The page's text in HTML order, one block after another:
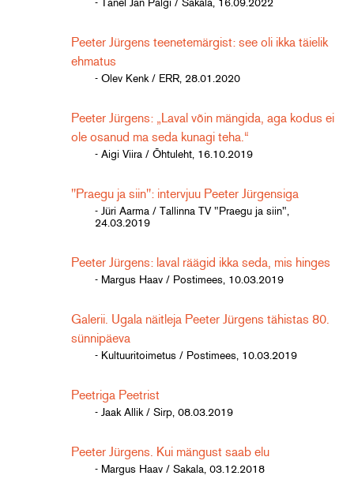
- Tanel Jan Palgi / Sakala, 16.09.2022
Peeter Jürgens teenetemärgist: see oli ikka täielik
ehmatus
- Olev Kenk / ERR, 28.01.2020
Peeter Jürgens: „Laval võin mängida, aga kodus ei
ole osanud ma seda kunagi teha.“
- Aigi Viira / Õhtuleht, 16.10.2019
"Praegu ja siin": intervjuu Peeter Jürgensiga
- Jüri Aarma / Tallinna TV "Praegu ja siin",
24.03.2019
Peeter Jürgens: laval räägid ikka seda, mis hinges
- Margus Haav / Postimees, 10.03.2019
Galerii. Ugala näitleja Peeter Jürgens tähistas 80.
sünnipäeva
- Kultuuritoimetus / Postimees, 10.03.2019
Peetriga Peetrist
- Jaak Allik / Sirp, 08.03.2019
Peeter Jürgens. Kui mängust saab elu
- Margus Haav / Sakala, 03.12.2018